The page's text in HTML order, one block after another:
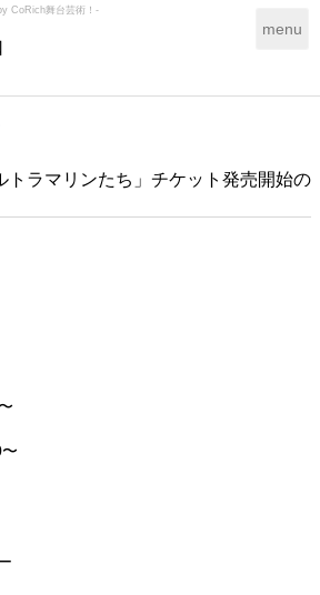
CoRich舞台芸術！-
T
g
a
menu
トラマリンたち」チケット発売開始の